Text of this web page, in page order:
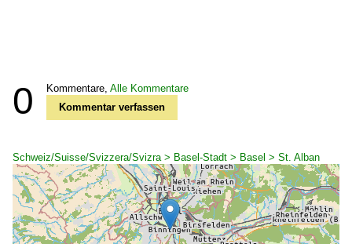
0 Kommentare, Alle Kommentare
Kommentar verfassen
Schweiz/Suisse/Svizzera/Svizra > Basel-Stadt > Basel > St. Alban